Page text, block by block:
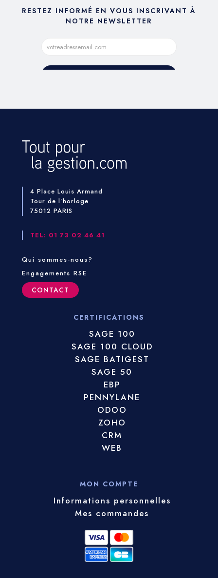
RESTEZ INFORMÉ EN VOUS INSCRIVANT À
NOTRE NEWSLETTER
4 Place Louis Armand
Tour de l’horloge
75012 PARIS
TEL: 01 73 02 46 41
Qui sommes-nous?
Engagements RSE
CONTACT
CERTIFICATIONS
SAGE 100
SAGE 100 CLOUD
SAGE BATIGEST
SAGE 50
EBP
PENNYLANE
ODOO
ZOHO
CRM
WEB
MON COMPTE
Informations personnelles
Mes commandes